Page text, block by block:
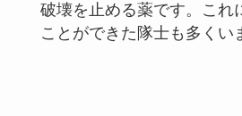
破壊を止める薬です。これ
ことができた隊士も多くい